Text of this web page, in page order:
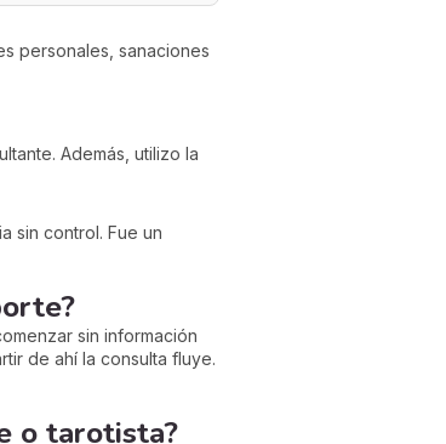
personales, sanaciones
Además, utilizo la
sin control. Fue un
sin información
de ahí la consulta fluye.
o tarotista?